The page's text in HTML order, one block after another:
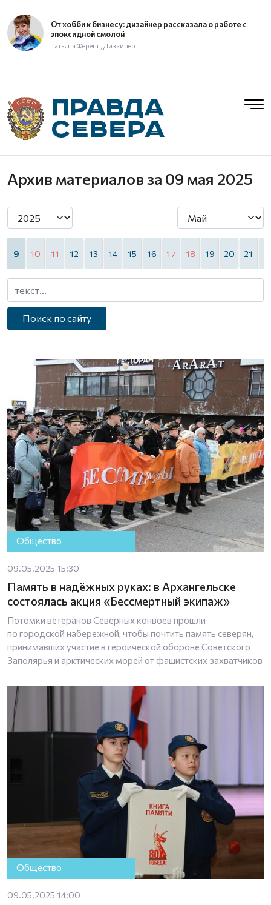
От хобби к бизнесу: дизайнер рассказала о работе с
эпоксидной смолой
Татьяна Ференц, Дизайнер
Архив материаловза 09 мая 2025
9 10 11 12 13 14 15 16 17 18 19 20 21
Поиск по сайту
Общество
09.05.2025 15:30
Память в надёжных руках: в Архангельске
состоялась акция «Бессмертный экипаж»
Потомки ветеранов Северных конвоев прошли
по городской набережной, чтобы почтить память северян,
принимавших участие в героической обороне Советского
Заполярья и арктических морей от фашистских захватчиков
Общество
09.05.2025 14:00